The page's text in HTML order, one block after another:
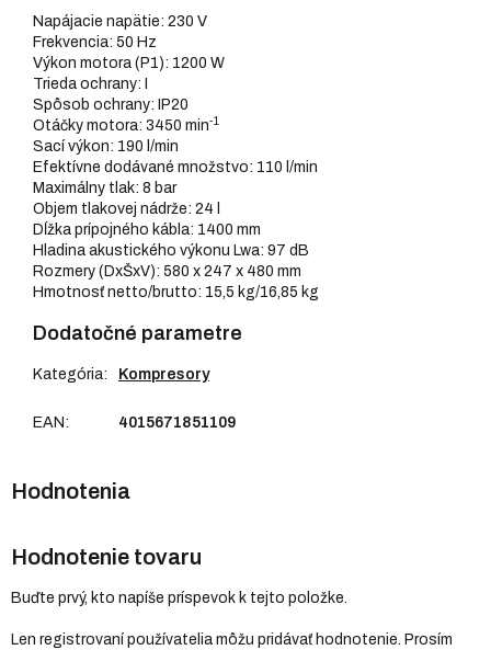
Napájacie napätie: 230 V
Frekvencia: 50 Hz
Výkon motora (P1): 1200 W
Trieda ochrany: I
Spôsob ochrany: IP20
Otáčky motora: 3450 min-1
Sací výkon: 190 l/min
Efektívne dodávané množstvo: 110 l/min
Maximálny tlak: 8 bar
Objem tlakovej nádrže: 24 l
Dĺžka prípojného kábla: 1400 mm
Hladina akustického výkonu Lwa: 97 dB
Rozmery (DxŠxV): 580 x 247 x 480 mm
Hmotnosť netto/brutto: 15,5 kg/16,85 kg
Dodatočné parametre
Kategória: Kompresory
EAN : 4015671851109
Hodnotenie tovaru
Buďte prvý, kto napíše príspevok k tejto položke.
Len registrovaní používatelia môžu pridávať hodnotenie. Prosím